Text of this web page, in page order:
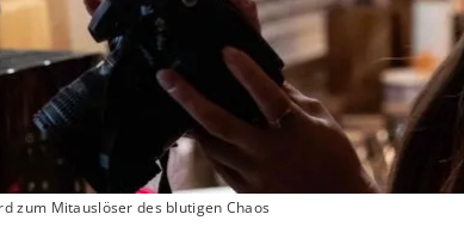
zum Mitauslöser des blutigen Chaos